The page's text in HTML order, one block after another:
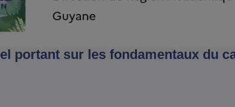
portant sur les fondamentaux du